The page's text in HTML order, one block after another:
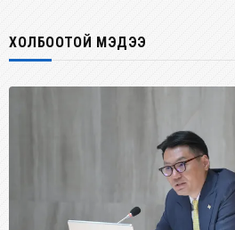
ХОЛБООТОЙ МЭДЭЭ